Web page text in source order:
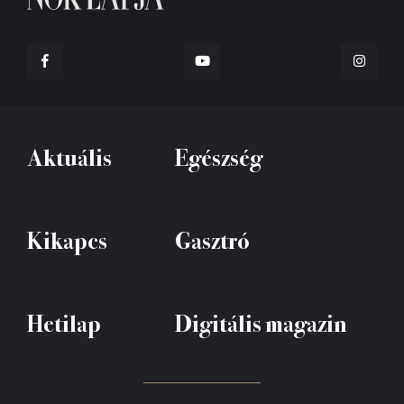
Aktuális Egészség
Kikapcs Gasztró
Hetilap Digitális magazin